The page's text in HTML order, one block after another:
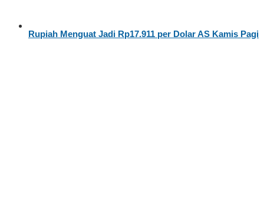
Rupiah Menguat Jadi Rp17.911 per Dolar AS Kamis Pagi